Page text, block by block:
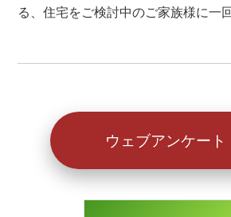
る、住宅をご検討中のご家族様に一
ウェブアンケート